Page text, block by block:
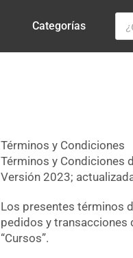
Categorías
Términos y Condiciones
Términos y Condiciones
Versión 2023;
Los presentes términos
pedidos y transacciones
“Cursos”.